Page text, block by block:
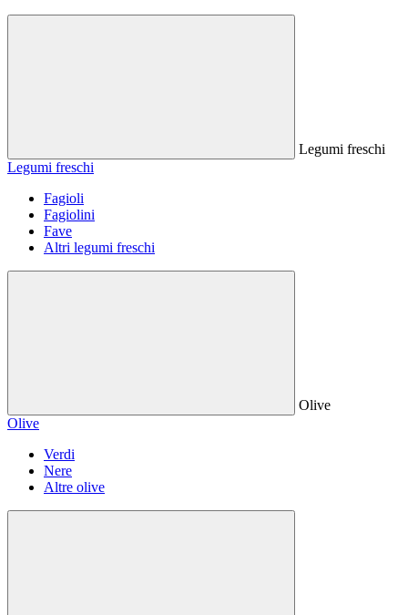
Legumi freschi
Legumi freschi
Fagioli
Fagiolini
Fave
Altri legumi freschi
Olive
Olive
Verdi
Nere
Altre olive